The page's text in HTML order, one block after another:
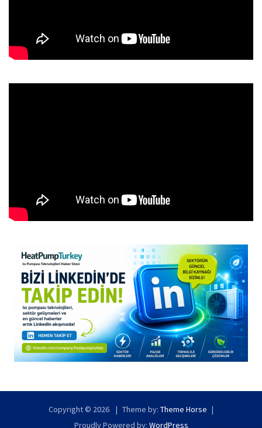
Copyright © 2026 Theme by: Theme Horse
Proudly Powered by: WordPress